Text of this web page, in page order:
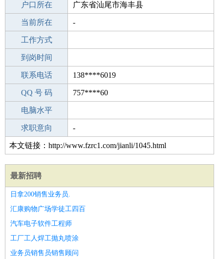
毕业学校 南阳东风机械厂子弟学校
户口所在 广东省汕尾市海丰县
所学专业 -
当前所在 -
工作经验
工作方式
驾 照
到岗时间
期望月薪
联系电话 138****6019
手机号码 138****6019
QQ 号 码 757****60
微信号码
电脑水平
外语水平
求职意向 -
本文链接：http://www.fzrc1.com/jianli/1045.html
最新招聘
日拿200销售业务员.
汇康购物广场学徒工四百
汽车电子软件工程师
工厂工人焊工抛丸喷涂
业务员销售员销售顾问